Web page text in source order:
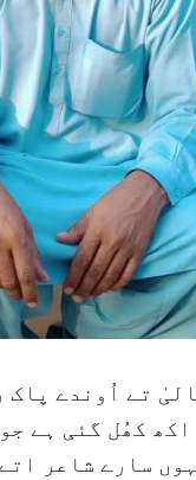
تے اُوندے
کھُل گئی ہے
سارے شاعر